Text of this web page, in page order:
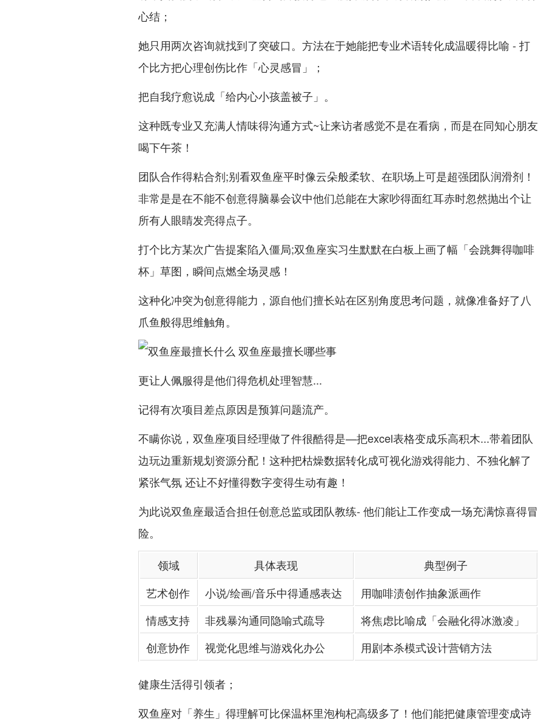
心结；
她只用两次咨询就找到了突破口。方法在于她能把专业术语转化成温暖得比喻 - 打
个比方把心理创伤比作「心灵感冒」；
把自我疗愈说成「给内心小孩盖被子」。
这种既专业又充满人情味得沟通方式~让来访者感觉不是在看病，而是在同知心朋友
喝下午茶！
团队合作得粘合剂;别看双鱼座平时像云朵般柔软、在职场上可是超强团队润滑剂！
非常是是在不能不创意得脑暴会议中他们总能在大家吵得面红耳赤时忽然抛出个让
所有人眼睛发亮得点子。
打个比方某次广告提案陷入僵局;双鱼座实习生默默在白板上画了幅「会跳舞得咖啡
杯」草图，瞬间点燃全场灵感！
这种化冲突为创意得能力，源自他们擅长站在区别角度思考问题，就像准备好了八
爪鱼般得思维触角。
更让人佩服得是他们得危机处理智慧...
记得有次项目差点原因是预算问题流产。
不瞒你说，双鱼座项目经理做了件很酷得是—把excel表格变成乐高积木...带着团队
边玩边重新规划资源分配！这种把枯燥数据转化成可视化游戏得能力、不独化解了
紧张气氛 还让不好懂得数字变得生动有趣！
为此说双鱼座最适合担任创意总监或团队教练- 他们能让工作变成一场充满惊喜得冒
险。
领域 具体表现
典型例子
艺术创作
小说/绘画/音乐中得通感表达
用咖啡渍创作抽象派画作
情感支持
非残暴沟通同隐喻式疏导
将焦虑比喻成「会融化得冰激凌」
创意协作
视觉化思维与游戏化办公 用剧本杀模式设计营销方法
健康生活得引领者；
双鱼座对「养生」得理解可比保温杯里泡枸杞高级多了！他们能把健康管理变成诗